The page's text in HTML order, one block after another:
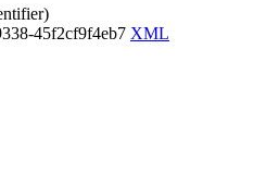
45f2cf9f4eb7 XML